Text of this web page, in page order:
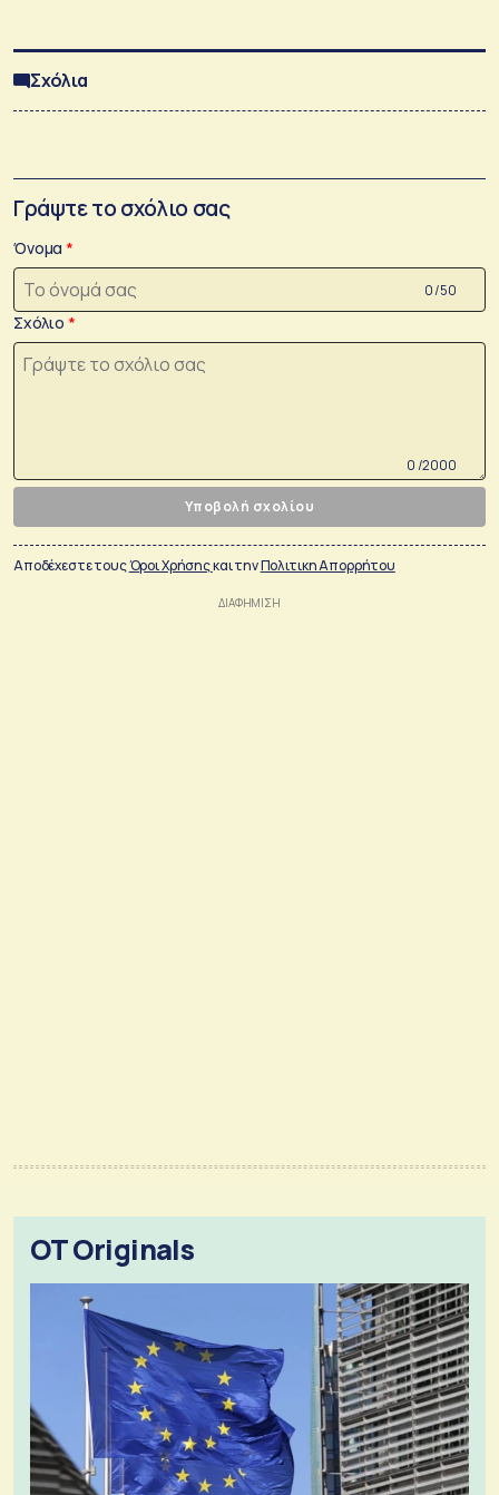
Σχόλια
Γράψτε το σχόλιο σας
Όνομα
0 /50
Σχόλιο
0 /2000
Υποβολή σχολίου
Αποδέχεστε τουςΌροι Χρήσηςκαι τηνΠολιτικη Απορρήτου
OT Originals